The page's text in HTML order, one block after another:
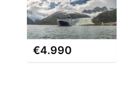
€4.990